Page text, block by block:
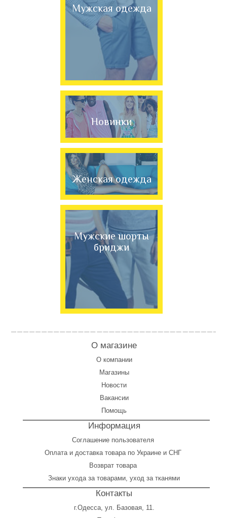
Мужская одежда
Новинки
Женская одежда
Мужские шорты
бриджи
О магазине
О компании
Магазины
Новости
Вакансии
Помощь
Информация
Соглашение пользователя
Оплата и доставка товара по Украине и СНГ
Возврат товара
Знаки ухода за товарами, уход за тканями
Контакты
г.Одесса, ул. Базовая, 11.